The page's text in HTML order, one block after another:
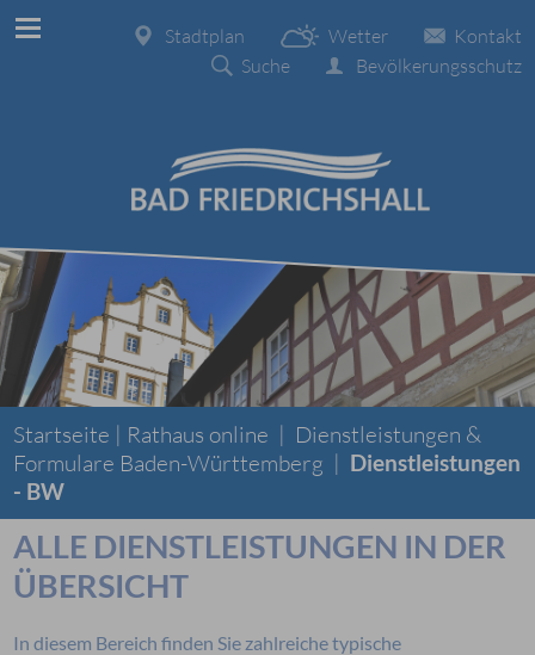
Kontakt
Wetter
Stadtplan
Bevölkerungsschutz
Suche
Startseite | Rathaus online | Dienstleistungen &
Formulare Baden-Württemberg | Dienstleistungen
- BW
ALLE DIENSTLEISTUNGEN IN DER
ÜBERSICHT
In diesem Bereich finden Sie zahlreiche typische